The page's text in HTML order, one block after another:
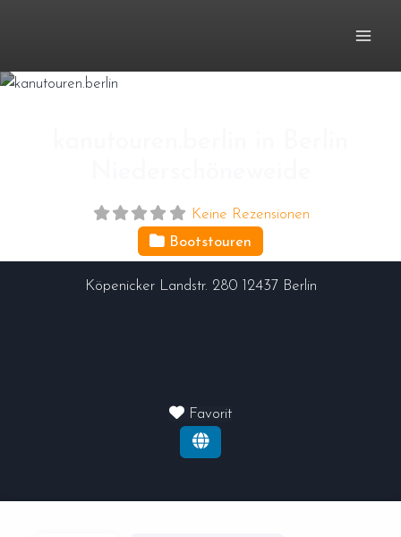
Keine Rezensionen
Bootstouren
Köpenicker Landstr. 280 12437 Berlin
Favorit